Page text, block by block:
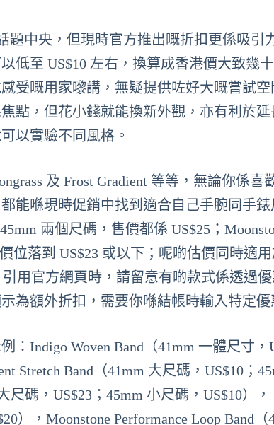
題中央，但現時官方推出嘅折扣更係吸引
低至 US$10 左右，換算成香港價大致幾
受嘅用家嚟講，無疑提供咗好大嘅嘗試空
點，但花小錢就能換新外觀，亦有利於延
以實驗不同風格。
及 Frost Gradient 等等，無論你係喜
能喺現時促銷中找到適合自己手腕同手錶
兩個尺碼，售價都係 US$25；
位落到 US$23 或以下；呢啲估價同時適用
用官方網頁時，請留意有啲款式係透過
為額外折扣，需要你喺結帳時輸入特定優
Indigo Woven Band（41mm 一體尺寸，
Stretch Band（41mm 大尺碼，US$10；
尺碼，US$23；45mm 小尺碼，US$10），
），Moonstone Performance Loop Band（